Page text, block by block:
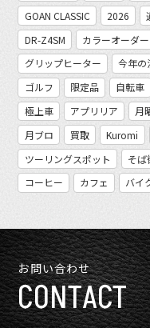
GOAN CLASSIC
2026
DR-Z4SM
カラーオーダー
グリップヒーター
今年の
ゴルフ
限定品 自転車
極上車
アプリリア 月
月ブロ
買取 Kuromi
ツーリングスポット
そば
コーヒー
カフェ バイ
お問い合わせ
CONTACT